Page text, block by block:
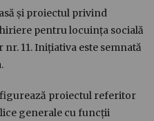
și proiectul privind
pentru locuința socială
nr. 11. Inițiativa este semnată
figurează proiectul referitor
generale cu funcții